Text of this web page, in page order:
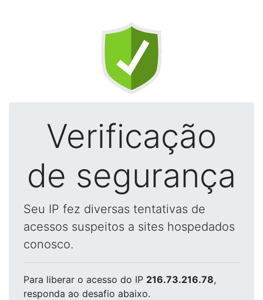
Verificação
de segurança
Seu IP fez diversas tentativas de
acessos suspeitos a sites hospedados
conosco.
Para liberar o acesso do IP 216.73.216.78,
responda ao desafio abaixo.